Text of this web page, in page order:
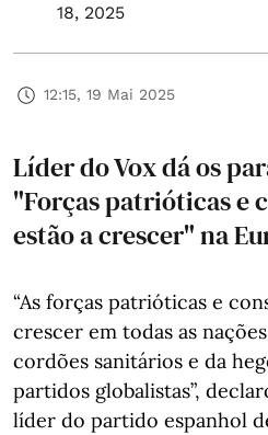
18, 2025
12:15, 19 Mai 2025
Líder do Vox dá os
"Forças patrióticas e
estão a crescer" na
“As forças patrióticas e
crescer em todas as
cordões sanitários e da
partidos globalistas”,
líder do partido espanhol